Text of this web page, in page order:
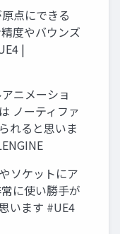
点にできる
度やバウンズ
|
ニメーショ
ノーティファ
れると思いま
ソケットにア
に使い勝手が
います #UE4